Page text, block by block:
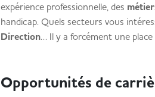
expérience professionnelle, des
handicap. Quels secteurs vous
Direction… Il y a forcément une
Opportunités de